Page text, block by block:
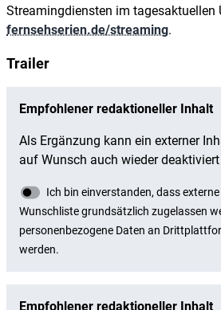
Streamingdiensten im tagesaktuellen
fernsehserien.de/streaming.
Trailer